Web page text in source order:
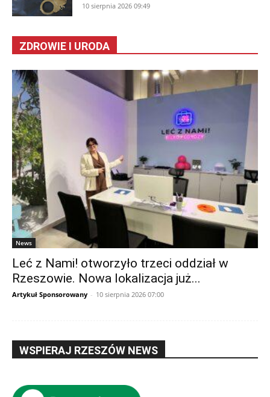
10 sierpnia 2026 09:49
ZDROWIE I URODA
News
Leć z Nami! otworzyło trzeci oddział w
Rzeszowie. Nowa lokalizacja już...
Artykuł Sponsorowany - 10 sierpnia 2026 07:00
WSPIERAJ RZESZÓW NEWS